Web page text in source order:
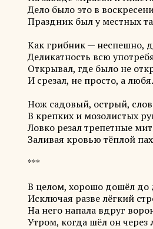
Дело было это в
Праздник был у местных
Как грибник — неспешно,
Деликатность всю
Открывал, где было не
И срезал, не просто, а любя.
Нож садовый, острый,
В крепких и мозолистых
Ловко резал трепетные
Заливая кровью тёплой
***
В целом, хорошо дошёл до
Исключая разве лёгкий
На него напала вдруг
Утром, когда шёл он через